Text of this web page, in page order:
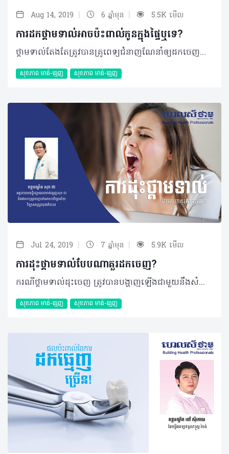
Aug 14, 2019 | 6 ឆ្នាំមុន | 5.5K មើល
ការដកថ្គាមទាល់អាចប៉ះពាល់កូនក្នុងផ្ទៃឬទេ?
ថ្គាមទាល់តែងតែត្រូវបានគ្រូពេទ្យជំនាញណែនាំឲ្យដកចេញជាដាច់ខាត ទោះបីជាមិនឈឺ ឬមានអាការៈឈឺចាប់យ៉ាងណាក៏ដោយ ប៉ុន្តែប្រសិនបើអ្នកកំពុងមានផ្ទៃពោះ ហើយកំពុងមានការឈឺចាប់ខ្លាំងវិញនោះ តើអ្នកគួរដកចេញដែរឬទេ? សំណួរ៖ ខ្ញុំមានអាយុ ២៥ឆ្នាំ ភេទស្រី អំឡុងពេលនេះខ្ញុំកំពុងមានផ្ទៃពោះប្រាំពីរខែហើយខ្ញុំឈឺថ្គាមទាល់ខ្លាំងណាស់។​ តើខ្ញុំអាចធ្វើការដកថ្គាមនេះចេញបានទេ? តើវាអាចប៉ះពាល់ដល់កូនក្នុងផ្ទៃទេ? ចម្លើយ៖ ក្នុងករណីដែលប្អូនឈឺថ្គាមទាល់ខ្លាំង ក្នុងអំឡុងពេលមានផ្ទៃពោះប្រាំពីរខែប្អូនគួរតែមកពិនិត្យ និងពិគ្រោះយោបល់ជាមួយទន្តបណ្ឌិតជំនាញ ព្រោះក្នុងករណីខ្លះទន្តបណ្ឌិតអាចមិនធ្វើការវះកាត់ភ្លាមៗនោះទេ ប៉ុន្តែទន្តបណ្ឌិតនឹងមានវិធីបន្ថយការឈឺចាប់ហើយរង់ចាំសម្រាលរួចរាល់ជាមុនសិនព្រោះថា ៣ខែដំបូងនៃការមានផ្ទៃពោះ ឬត្រីមាសដំបូងគឺជាដំណាក់កាលសំខាន់នៃការលូតលាស់របស់គភ៌។ យើងមិនអាចផ្តល់ដំបូន្មានក្នុងការដកធ្មេញក្នុងអំឡុងពេលនេះឡើយ ព្រោះឱសថមួយចំនួនធ្វើការរារាំងដល់ការលូតលាស់របស់ទារក។ រយៈពេលដែលមានសុវត្ថិភាពបំផុតសម្រាប់ការដកធ្មេញគឺត្រីមាសទី ២ចាប់ពី ៤ទៅ៦ខែ ព្រោះនេះគឺជាដំណាក់កាលដែលទារកកំពុងលូតលាស់ ដូច្នេះប្រសិនបើមានការចាំបាច់ក្នុងការដកធ្មេញថ្គាមទាល់ក្នុងអំឡុងពេលនេះគឺ មិនមានការប៉ះពាល់ដល់ទារកក្នុងផ្ទៃពោះនោះទេ។ ក៏ប៉ុន្តែចាប់ពីខែទី៧ ដល់ពេលសម្រាលគឺត្រីមាសទី៣ ជាដំណាក់កាលគ្រោះថ្នាក់កើនឡើងក្នុងការវះកាត់ធ្មេញ។ ដំណាក់កាលនេះគឺមិនអាចធ្វើការវះកាត់នោះទេដោយសារម្តាយដែលមានផ្ទៃពោះមិនអាចអង្គុយ ឬគេងក្នុងទីតាំងដែលត្រូវបានតម្រូវ។ ការព្យាបាលអាចបណ្តាលឲ្យមានគ្រោះថ្នាក់ធ្ងន់ធ្ងរដល់ម្តាយ និងទារកដោយសារការរាំងស្ទះចរន្តឈាមទៅកាន់បេះដូងព្រោះតែទម្ងន់ធ្ងន់សង្កត់ទៅលើសរសៃឈាម។ ទន្តបណ្ឌិតភាគច្រើននឹងមិនធ្វើការវះកាត់ក្នុងអំឡុងពេលនេះទេគឺរង់ចាំការសម្រាលរួចជាមុនសិន។ ករណីចាំបាច់បំផុតការដកធ្មេញថ្គាមទាល់អាចធ្វើទៅបានដោយមិនមានប៉ះពាល់ដល់ទារកក្នុងផ្ទៃទេ ប៉ុន្តែរយៈពេលនៃការវះកាត់ត្រូវធ្វើឲ្យបានលឿនតាមដែលអាចធ្វើទៅបាន ហើយទីតាំងក្នុងការអង្គុយ ឬគេងត្រូវធានាថាមិនប៉ះពាល់។ បកស្រាយដោយ៖ ទន្តបណ្ឌិត សុខ ជា អគ្គនាយកមន្ទីរព្យាបាលមាត់ធ្មេញសុខ ជា និងជាសាស្រ្តាចារ្យនៅសាកលវិទ្យាល័យវិទ្យាសាស្រ្តសុខាភិបាល 2019 រក្សាសិទ្ធិគ្រប់យ៉ាង​ដោយ Healthtime Corporation ចំពោះគ្រប់អត្ថបទដោយគ្មានផ្នែកណាមួយត្រូវបោះពុម្ពផ្សាយចូលប្រព័ន្ធអុីនធឺណែតឧបករណ៍អេឡិចត្រូនិកអាត់ជាសំឡេងឬថតចំលងគ្រប់រូបភាពដោយគ្មានការអនុញ្ញាតឡើយ
សុខភាព​​ មាត់-ធ្មេញ សុខភាព​​ មាត់-ធ្មេញ
Jul 24, 2019 | 7 ឆ្នាំមុន | 5.9K មើល
ការដុះថ្គាមទាល់បែបណាគួរដកចេញ?
ករណីថ្គាមទាល់ដុះចេញ ត្រូវបានបង្ហាញឡើងជាមួយនឹងសំណួរជុំវិញបញ្ហានេះជាច្រើន។ ជាទូទៅការដុះថ្គាមទាល់អាចបង្កការឈឺចាប់មួយរយៈ និងបាត់ទៅវិញដោយឯកឯង។ យ៉ាងណាមិញទោះបីវាហាក់ដូចជាមិនបង្កផលរំខាននានាផ្សេងទៀតតែចម្ងល់ក្នុងការដកថ្គាមទាល់ចេញនៅតែជាបញ្ហាក្នុងការសម្រេចចិត្តរបស់ប្រជាជនមួយចំនួន។ តើថ្គាមទាល់បែបណាដែលអ្នកគួរដកចេញ? អត្ថបទខាងក្រោមនេះអាចជាចម្លើយរបស់អ្នក៖ សំណួរ៖ ខ្ញុំមានអាយុ ៣០ឆ្នាំ ភេទស្រី រស់នៅខេត្តបាត់ដំបង។ ខ្ញុំមានថ្គាមទាល់ដុះចេញតែពាក់កណ្តាល និងមានសាច់គ្របពីលើពាក់កណ្តាល។ តើខ្ញុំគួរតែដកចេញ ឬយ៉ាងណា បើពេលនេះវាមិនផ្តល់ការឈឺចាប់អ្វីឡើយ? ចម្លើយ៖ ប្អូនគួរតែដកចេញ ទោះបីជាពេលនេះវាមិនមានការឈឺចាប់ក៏ដោយព្រោះវានឹងអាចបង្កការឈឺចាប់នៅពេលអនាគតនិងធ្វើឲ្យប៉ះពាល់ ឬខូចខាតដល់ធ្មេញជិតខាងដោយសារការសម្អាតមិនបានស្អាតល្អធ្វើឲ្យមានរោគពុកធ្មេញ រោគអញ្ចាញនិងបញ្ហាផ្សេងៗដូចជាបញ្ហាក្លិនមាត់ជាដើម។ បកស្រាយដោយ៖ ទន្តបណ្ឌិត សុខ ជា អគ្គនាយកមន្ទីរព្យាបាលមាត់ធ្មេញសុខ ជា និងជាសាស្រ្តាចារ្យនៅសាកលវិទ្យាល័យវិទ្យាសាស្រ្តសុខាភិបាល អត្ថបទ៖​ ដកស្រង់ចេញពីទស្សនាវដ្ដី ហេលស៍ថាម ប្រូ លេខ ៨១ ©2019 រក្សាសិទ្ធិគ្រប់យ៉ាង​ដោយ Healthtime Corporation ចំពោះគ្រប់អត្ថបទដោយគ្មានផ្នែកណាមួយត្រូវបោះពុម្ពផ្សាយចូលប្រព័ន្ធអុីនធឺណែតឧបករណ៍អេឡិចត្រូនិកអាត់ជាសំឡេងឬថតចំលងគ្រប់រូបភាពដោយគ្មានការអនុញ្ញាតឡើយ
សុខភាព​​ មាត់-ធ្មេញ សុខភាព​​ មាត់-ធ្មេញ